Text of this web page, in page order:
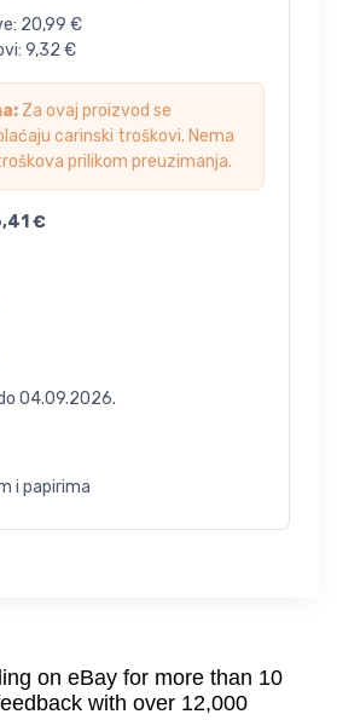
20,99 €
9,32 €
Za ovaj proizvod se
carinski troškovi. Nema
prilikom preuzimanja.
€
04.09.2026.
i papirima